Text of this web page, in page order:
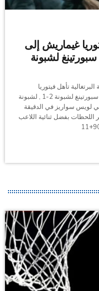
غيماريش إلى
لشبونة
تأهل فيتوريا
غيماريش إلى نهائي المسابقة بفوزه على سبورتينغ لشبونة 2-1 , لشبونة
لويس سواريز في الدقيقة
اللحظات بفضل ثنائية اللاعب